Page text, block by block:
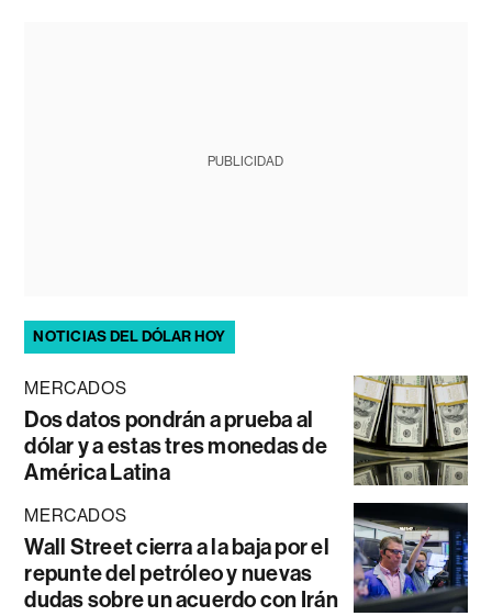
PUBLICIDAD
NOTICIAS DEL DÓLAR HOY
MERCADOS
Dos datos pondrán a prueba al
dólar y a estas tres monedas de
América Latina
MERCADOS
Wall Street cierra a la baja por el
repunte del petróleo y nuevas
dudas sobre un acuerdo con Irán